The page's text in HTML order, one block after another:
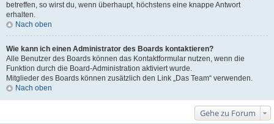
betreffen, so wirst du, wenn überhaupt, höchstens eine knappe Antwort
erhalten.
Nach oben
Wie kann ich einen Administrator des Boards kontaktieren?
Alle Benutzer des Boards können das Kontaktformular nutzen, wenn die
Funktion durch die Board-Administration aktiviert wurde.
Mitglieder des Boards können zusätzlich den Link „Das Team“ verwenden.
Nach oben
Gehe zu Forum